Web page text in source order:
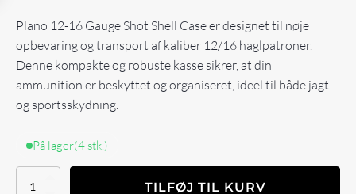
Plano 12-16 Gauge Shot Shell Case er designet til nøje
opbevaring og transport af kaliber 12/16 haglpatroner.
Denne kompakte og robuste kasse sikrer, at din
ammunition er beskyttet og organiseret, ideel til både jagt
og sportsskydning.
På lager(4 stk.)
Plano
TILFØJ TIL KURV